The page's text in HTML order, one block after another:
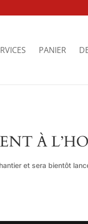
PANIER
À
et sera bientôt